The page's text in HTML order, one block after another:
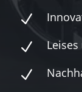
N
N
N